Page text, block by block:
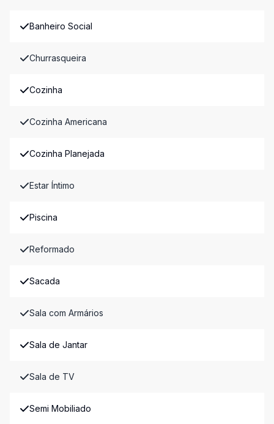
Banheiro Social
Churrasqueira
Cozinha
Cozinha Americana
Cozinha Planejada
Estar Íntimo
Piscina
Reformado
Sacada
Sala com Armários
Sala de Jantar
Sala de TV
Semi Mobiliado